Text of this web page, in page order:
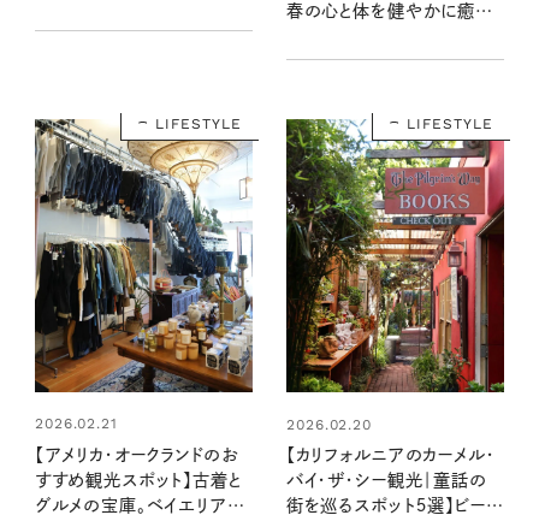
春の心と体を健やかに癒や
LIFESTYLE
2026.02.21
【アメリカ・オークランドのお
すすめ観光スポット】古着と
グルメの宝庫。ベイエリアで
LIFESTYLE
2026.02.20
【カリフォルニアのカーメル・
バイ・ザ・シー観光｜童話の
街を巡るスポット５選】ビーチ